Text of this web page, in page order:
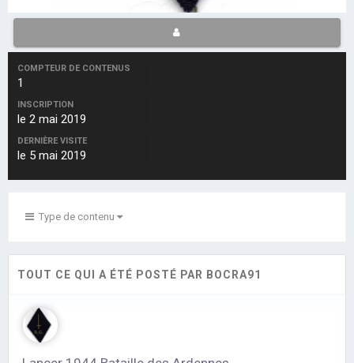
COMPTEUR DE CONTENUS
1
INSCRIPTION
le 2 mai 2019
DERNIÈRE VISITE
le 5 mai 2019
Type de contenu
TOUT CE QUI A ÉTÉ POSTÉ PAR BOCRA91